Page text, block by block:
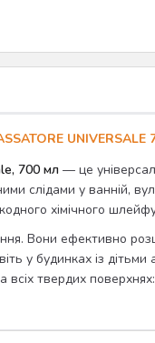
700 мл — це
слідами у ванній,
хімічного
Вони ефективно
у будинках із
твердих поверхнях: